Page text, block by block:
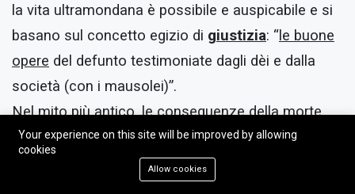
la vita ultramondana è possibile e auspicabile e si
basano sul concetto egizio di giustizia: “le buone
opere del defunto testimoniate dagli dèi e dalla
società (con i mausolei)”.
Nel mito più antico, le conseguenze della morte
sono simboleggiate dal
dilaniamento/smembramento di Osiride; ma la
morte è sconfiggibile in ragione del legame che
Your experience on this site will be improved by allowing
cookies
Allow cookies